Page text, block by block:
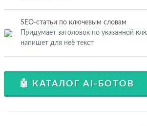
SEO-статьи по ключевым словам
Придумает заголовок по указанной
напишет для неё текст
🤖 КАТАЛОГ AI-БОТОВ